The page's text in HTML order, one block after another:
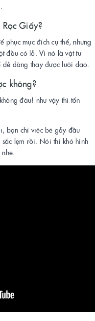
Giấy?
phục mục đích cụ thể, nhưng
đầu có lỗ. Vì nó là vật tư
dàng thay được lưỡi dao.
không?
đâu! như vậy thì tốn
bạn chỉ việc bẻ gẫy đầu
lẹm rồi. Nói thì khó hình